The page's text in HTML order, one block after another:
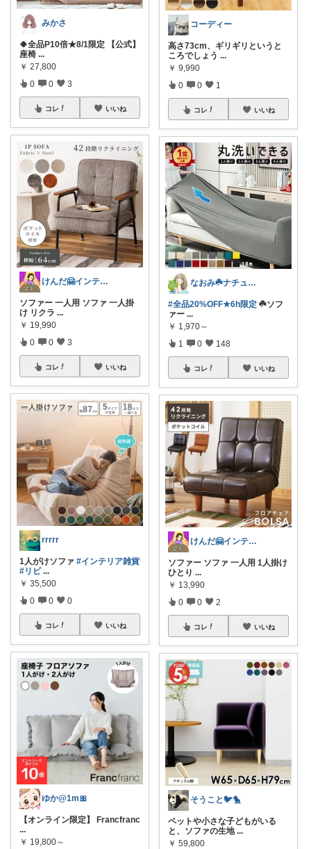
みかさ
🍀全品P10倍★8/1限定 【公式】
座椅 ...
￥ 27,800
0 0 3
コレ いいね
けんだ🤗インテリア多め
ソファー 一人用 ソファ 一人掛
け リクラ ...
￥ 19,990
0 0 3
コレ いいね
rrrrr
1人がけソファ #インテリア雑貨
#リビ ...
￥ 35,500
0 0 0
コレ いいね
ゆか@1m🎀
【オンライン限定】 Francfranc
...
￥ 19,800～
コーディー
高さ73cm、ギリギリというと
ころでしょう ...
￥ 9,990
0 0 1
コレ いいね
なおみ☘️ナチュラル生活
#全品20%OFF★6h限定 ☘️ソフ
ァー ...
￥ 1,970～
1 0 148
コレ いいね
けんだ🤗インテリア多め
ソファー ソファ 一人用 1人掛け
ひとり ...
￥ 13,990
0 0 2
コレ いいね
そうこと🐦🐤
ペットや小さな子どもがいる
と、ソファの生地 ...
￥ 59,800